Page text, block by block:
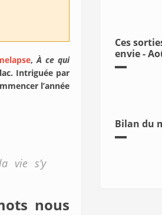
,À ce qui
Intriguée par
l’année
vie s’y
nous
Ces
envie -
Bilan du